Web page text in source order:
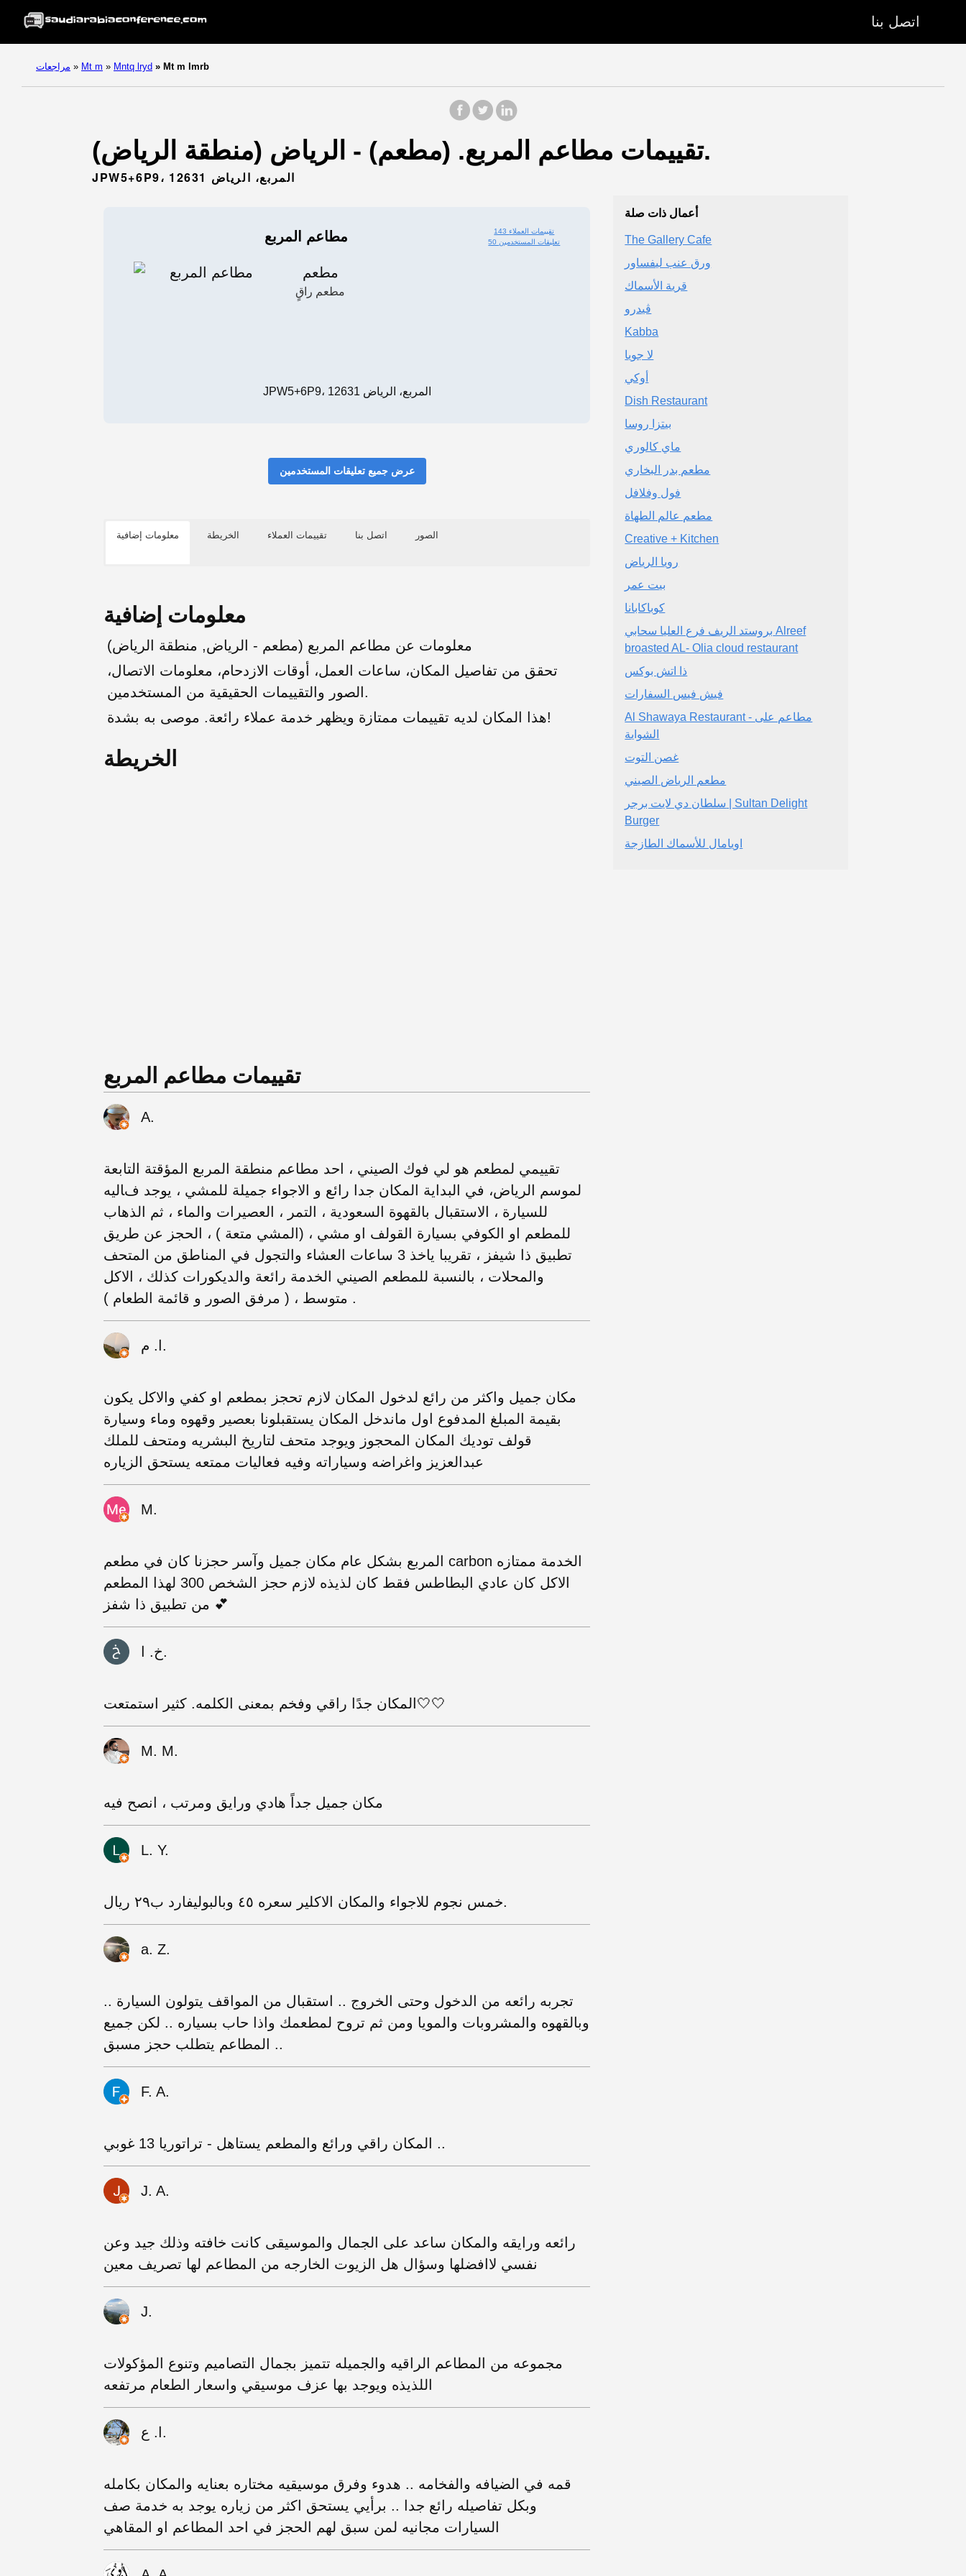
اتصل بنا
مراجعات » Mt m » Mntq lryd » Mt m lmrb
تقييمات مطاعم المربع. (مطعم) - الرياض (منطقة الرياض).
JPW5+6P9، المربع، الرياض 12631
مطاعم المربع
143 تقييمات العملاء
50 تعليقات المستخدمين
مطعم
مطعم راقٍ
JPW5+6P9، المربع، الرياض 12631
عرض جميع تعليقات المستخدمين
معلومات إضافية الخريطة تقييمات العملاء اتصل بنا الصور
معلومات إضافية
معلومات عن مطاعم المربع (مطعم - الرياض, منطقة الرياض)
تحقق من تفاصيل المكان، ساعات العمل، أوقات الازدحام، معلومات الاتصال،
الصور والتقييمات الحقيقية من المستخدمين.
هذا المكان لديه تقييمات ممتازة ويظهر خدمة عملاء رائعة. موصى به بشدة!
الخريطة
تقييمات مطاعم المربع
A.
تقييمي لمطعم هو لي فوك الصيني ، احد مطاعم منطقة المربع المؤقتة التابعة
لموسم الرياض، في البداية المكان جدا رائع و الاجواء جميلة للمشي ، يوجد فاليه
للسيارة ، الاستقبال بالقهوة السعودية ، التمر ، العصيرات والماء ، ثم الذهاب
للمطعم او الكوفي بسيارة القولف او مشي ، (المشي متعة ) ، الحجز عن طريق
تطبيق ذا شيفز ، تقريبا ياخذ 3 ساعات العشاء والتجول في المناطق من المتحف
والمحلات ، بالنسبة للمطعم الصيني الخدمة رائعة والديكورات كذلك ، الاكل
متوسط ، ( مرفق الصور و قائمة الطعام ) .
ا. م.
مكان جميل واكثر من رائع لدخول المكان لازم تحجز بمطعم او كفي والاكل يكون
بقيمة المبلغ المدفوع اول ماندخل المكان يستقبلونا بعصير وقهوه وماء وسيارة
قولف توديك المكان المحجوز ويوجد متحف لتاريخ البشريه ومتحف للملك
عبدالعزيز واغراضه وسياراته وفيه فعاليات ممتعه يستحق الزياره
M.
المربع بشكل عام مكان جميل وآسر حجزنا كان في مطعم carbon الخدمة ممتازه
الاكل كان عادي البطاطس فقط كان لذيذه لازم حجز الشخص 300 لهذا المطعم
من تطبيق ذا شفز 💕
خ. ا.
المكان جدًا راقي وفخم بمعنى الكلمه. كثير استمتعت🤍🤍
M. M.
مكان جميل جداً هادي ورايق ومرتب ، انصح فيه
L. Y.
خمس نجوم للاجواء والمكان الاكلير سعره ٤٥ وبالبوليفارد ب٢٩ ريال.
a. Z.
تجربه رائعه من الدخول وحتى الخروج .. استقبال من المواقف يتولون السيارة ..
وبالقهوه والمشروبات والمويا ومن ثم تروح لمطعمك واذا حاب بسياره .. لكن جميع
المطاعم يتطلب حجز مسبق ..
F. A.
المكان راقي ورائع والمطعم يستاهل - تراتوريا 13 غوبي ..
J. A.
رائعه ورايقه والمكان ساعد على الجمال والموسيقى كانت خافته وذلك جيد وعن
نفسي لاافضلها وسؤال هل الزيوت الخارجه من المطاعم لها تصريف معين
J.
مجموعه من المطاعم الراقيه والجميله تتميز بجمال التصاميم وتنوع المؤكولات
اللذيذه ويوجد بها عزف موسيقي واسعار الطعام مرتفعه
ا. ع.
قمه في الضيافه والفخامه .. هدوء وفرق موسيقيه مختاره بعنايه والمكان بكامله
وبكل تفاصيله رائع جدا .. برأيي يستحق اكثر من زياره يوجد به خدمة صف
السيارات مجانيه لمن سبق لهم الحجز في احد المطاعم او المقاهي
أعمال ذات صلة
The Gallery Cafe
ورق عنب ليفساور
قرية الأسماك
ڤيدرو
Kabba
لا جويا
أوكي
Dish Restaurant
بيتزا روسا
ماي كالوري
مطعم بدر البخاري
فول وفلافل
مطعم عالم الطهاة
Creative + Kitchen
رويا الرياض
بيت عمر
كوباكابانا
بروستد الريف فرع العليا سحابي Alreef
broasted AL- Olia cloud restaurant
ذا اتش بوكس
فيش فيس السفارات
Al Shawaya Restaurant - مطاعم على
الشواية
غصن التوت
مطعم الرياض الصيني
سلطان دي لايت برجر | Sultan Delight
Burger
اويامال للأسماك الطازجة